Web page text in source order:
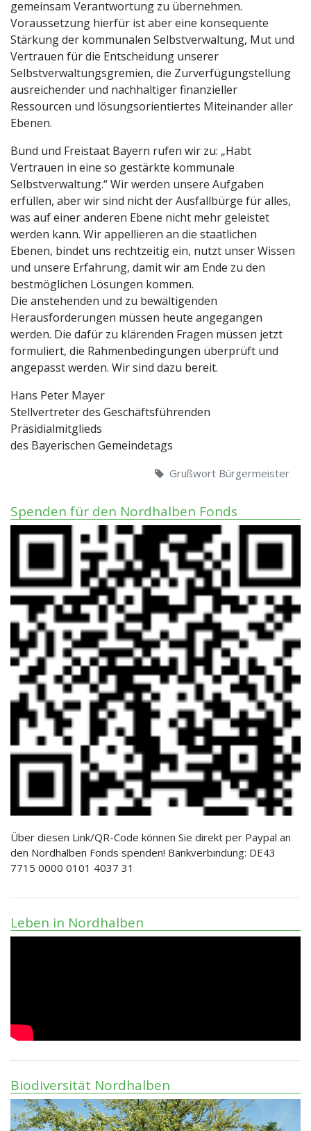
gemeinsam Verantwortung zu übernehmen.
Voraussetzung hierfür ist aber eine konsequente
Stärkung der kommunalen Selbstverwaltung, Mut und
Vertrauen für die Entscheidung unserer
Selbstverwaltungsgremien, die Zurverfügungstellung
ausreichender und nachhaltiger finanzieller
Ressourcen und lösungsorientiertes Miteinander aller
Ebenen.
Bund und Freistaat Bayern rufen wir zu: „Habt
Vertrauen in eine so gestärkte kommunale
Selbstverwaltung.“ Wir werden unsere Aufgaben
erfüllen, aber wir sind nicht der Ausfallbürge für alles,
was auf einer anderen Ebene nicht mehr geleistet
werden kann. Wir appellieren an die staatlichen
Ebenen, bindet uns rechtzeitig ein, nutzt unser Wissen
und unsere Erfahrung, damit wir am Ende zu den
bestmöglichen Lösungen kommen.
Die anstehenden und zu bewältigenden
Herausforderungen müssen heute angegangen
werden. Die dafür zu klärenden Fragen müssen jetzt
formuliert, die Rahmenbedingungen überprüft und
angepasst werden. Wir sind dazu bereit.
Hans Peter Mayer
Stellvertreter des Geschäftsführenden
Präsidialmitglieds
des Bayerischen Gemeindetags
Grußwort Bürgermeister
Spenden für den Nordhalben Fonds
Über diesen Link/QR-Code können Sie direkt per Paypal an
den Nordhalben Fonds spenden! Bankverbindung: DE43
7715 0000 0101 4037 31
Leben in Nordhalben
Biodiversität Nordhalben